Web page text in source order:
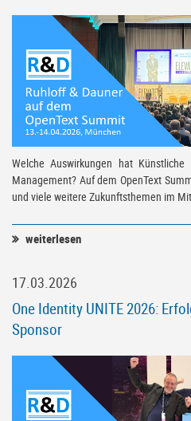
Welche Auswirkungen hat
Management? Auf dem OpenText
und viele weitere Zukunftsthemen im
weiterlesen
17.03.2026
One Identity UNITE 2026:
Sponsor